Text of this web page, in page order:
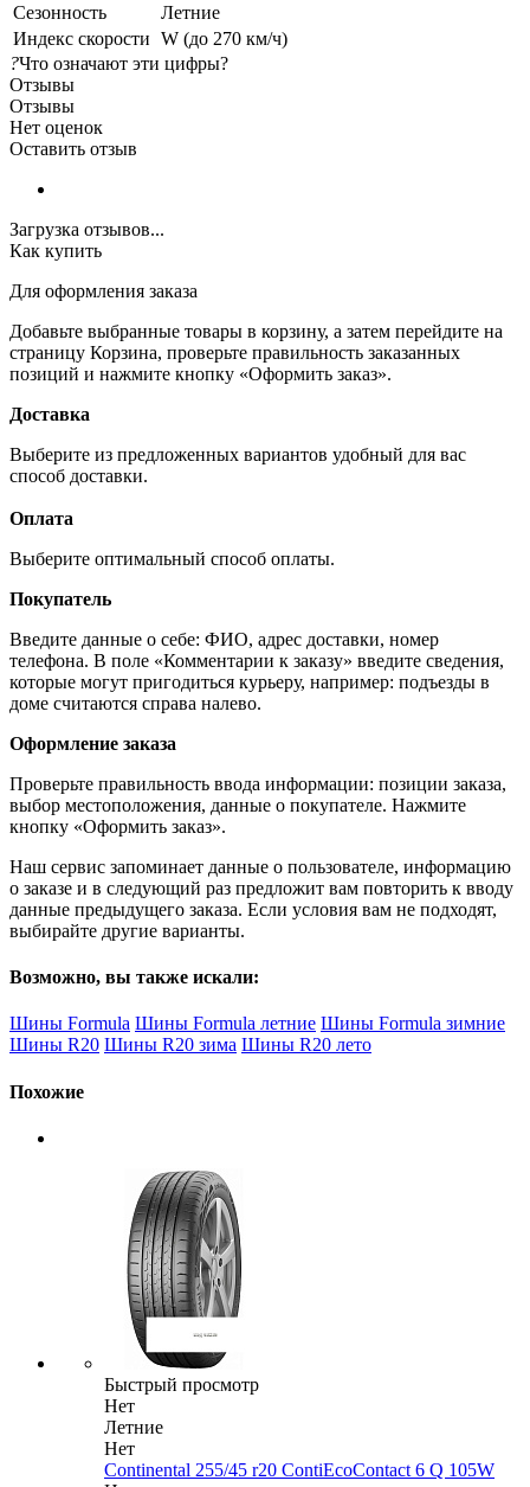
Сезонность
Летние
Индекс скорости W (до 270 км/ч)
?Что означают эти цифры?
Отзывы
Отзывы
Нет оценок
Оставить отзыв
Загрузка отзывов...
Как купить
Для оформления заказа
Добавьте выбранные товары в корзину, а затем перейдите на
страницу Корзина, проверьте правильность заказанных
позиций и нажмите кнопку «Оформить заказ».
Доставка
Выберите из предложенных вариантов удобный для вас
способ доставки.
Оплата
Выберите оптимальный способ оплаты.
Покупатель
Введите данные о себе: ФИО, адрес доставки, номер
телефона. В поле «Комментарии к заказу» введите сведения,
которые могут пригодиться курьеру, например: подъезды в
доме считаются справа налево.
Оформление заказа
Проверьте правильность ввода информации: позиции заказа,
выбор местоположения, данные о покупателе. Нажмите
кнопку «Оформить заказ».
Наш сервис запоминает данные о пользователе, информацию
о заказе и в следующий раз предложит вам повторить к вводу
данные предыдущего заказа. Если условия вам не подходят,
выбирайте другие варианты.
Возможно, вы также искали:
Шины Formula Шины Formula летние Шины Formula зимние
Шины R20 Шины R20 зима Шины R20 лето
Похожие
Быстрый просмотр
Нет
Летние
Нет
Continental 255/45 r20 ContiEcoContact 6 Q 105W